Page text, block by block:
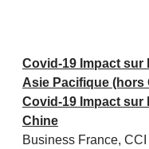
Covid-19 Impact sur
Asie Pacifique (hors
Covid-19 Impact sur
Chine
Business France,